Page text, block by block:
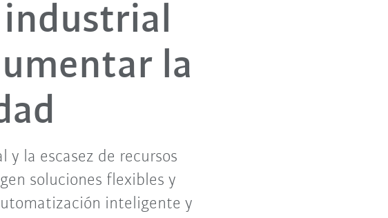
la
la escasez de recursos
soluciones flexibles y
inteligente y